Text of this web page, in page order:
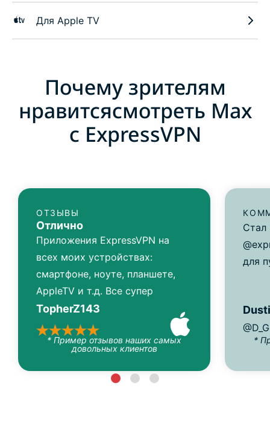
Для Apple TV
Почему зрителям
нравитсясмотреть Max
с ExpressVPN
ОТЗЫВЫ
Отлично
Приложения ExpressVPN на
всех моих устройствах:
смартфоне, ноуте, планшете,
AppleTV и т.д. Все супер
TopherZ143
* Пример отзывов наших самых
довольных клиентов
Стал
для
*